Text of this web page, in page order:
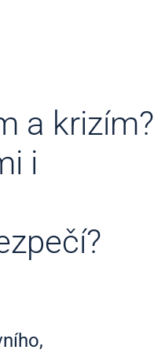
a krizím?
i